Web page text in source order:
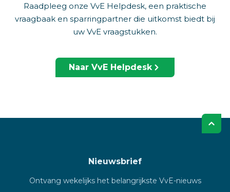
Raadpleeg onze VvE Helpdesk, een praktische
vraagbaak en sparringpartner die uitkomst biedt bij
uw VvE vraagstukken.
Naar VvE Helpdesk
Nieuwsbrief
Ontvang wekelijks het belangrijkste VvE-nieuws